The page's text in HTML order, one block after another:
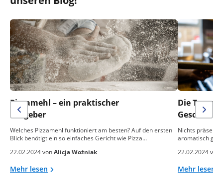
Pizzamehl – ein praktischer
Ratgeber
Welches Pizzamehl funktioniert am besten? Auf den ersten
Blick benötigt ein so einfaches Gericht wie Pizza…
22.02.2024 vonAlicja Woźniak
Mehr lesen
Die
Nichts
aromatisch
22.02.2024 von
Mehr lesen